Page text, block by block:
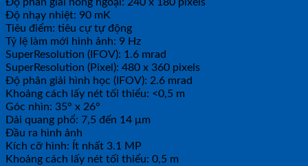
Độ nhạy nhiệt: 90 mK
Tiêu điểm: tiêu cự tự động
Tỷ lệ làm mới hình ảnh: 9 Hz
SuperResolution (IFOV): 1.6 mrad
SuperResolution (Pixel): 480 x 360 pixels
Độ phân giải hình học (IFOV): 2.6 mrad
Khoảng cách lấy nét tối thiểu: <0,5 m
Góc nhìn: 35° x 26°
Dải quang phổ: 7,5 đến 14 μm
Đầu ra hình ảnh
Kích cỡ hình: Ít nhất 3.1 MP
Khoảng cách lấy nét tối thiểu: 0,5 m